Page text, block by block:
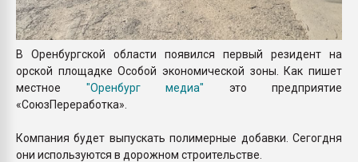
В Оренбургской области появился первый резидент на
орской площадке Особой экономической зоны. Как пишет
местное "Оренбург медиа" это предприятие
«СоюзПереработка».
Компания будет выпускать полимерные добавки. Сегогдня
они используются в дорожном строительстве.